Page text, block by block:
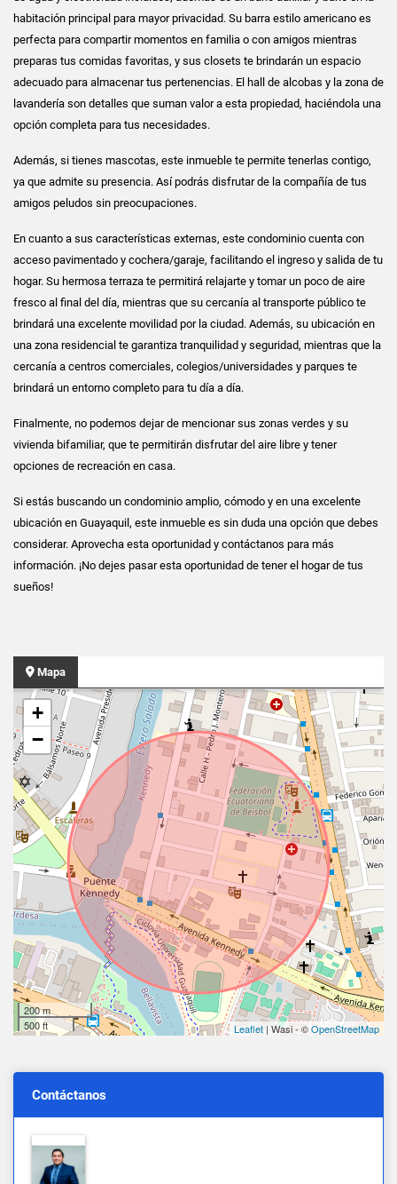
habitación principal para mayor privacidad. Su barra estilo americano es
perfecta para compartir momentos en familia o con amigos mientras
preparas tus comidas favoritas, y sus closets te brindarán un espacio
adecuado para almacenar tus pertenencias. El hall de alcobas y la zona de
lavandería son detalles que suman valor a esta propiedad, haciéndola una
opción completa para tus necesidades.
Además, si tienes mascotas, este inmueble te permite tenerlas contigo,
ya que admite su presencia. Así podrás disfrutar de la compañía de tus
amigos peludos sin preocupaciones.
En cuanto a sus características externas, este condominio cuenta con
acceso pavimentado y cochera/garaje, facilitando el ingreso y salida de tu
hogar. Su hermosa terraza te permitirá relajarte y tomar un poco de aire
fresco al final del día, mientras que su cercanía al transporte público te
brindará una excelente movilidad por la ciudad. Además, su ubicación en
una zona residencial te garantiza tranquilidad y seguridad, mientras que la
cercanía a centros comerciales, colegios/universidades y parques te
brindará un entorno completo para tu día a día.
Finalmente, no podemos dejar de mencionar sus zonas verdes y su
vivienda bifamiliar, que te permitirán disfrutar del aire libre y tener
opciones de recreación en casa.
Si estás buscando un condominio amplio, cómodo y en una excelente
ubicación en Guayaquil, este inmueble es sin duda una opción que debes
considerar. Aprovecha esta oportunidad y contáctanos para más
información. ¡No dejes pasar esta oportunidad de tener el hogar de tus
sueños!
Mapa
+
−
200 m
500 ft
Leaflet | Wasi - ©OpenStreetMap
Contáctanos